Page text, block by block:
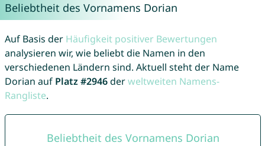
Beliebtheit des Vornamens Dorian
Auf Basis der Häufigkeit positiver Bewertungen
analysieren wir, wie beliebt die Namen in den
verschiedenen Ländern sind. Aktuell steht der Name
Dorian auf Platz #2946derweltweiten Namens-
Rangliste.